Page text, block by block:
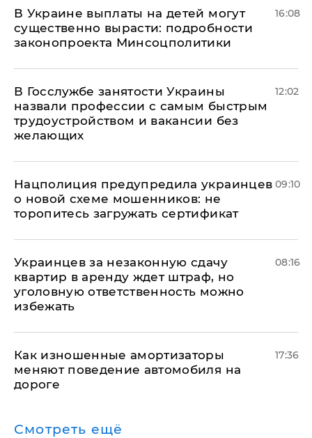
В Украине выплаты на детей могут
существенно вырасти: подробности
законопроекта Минсоцполитики
16:08
В Госслужбе занятости Украины
назвали профессии с самым быстрым
трудоустройством и вакансии без
желающих
12:02
Нацполиция предупредила украинцев
о новой схеме мошенников: не
торопитесь загружать сертификат
09:10
Украинцев за незаконную сдачу
квартир в аренду ждет штраф, но
уголовную ответственность можно
избежать
08:16
Как изношенные амортизаторы
меняют поведение автомобиля на
дороге
17:36
Смотреть ещё